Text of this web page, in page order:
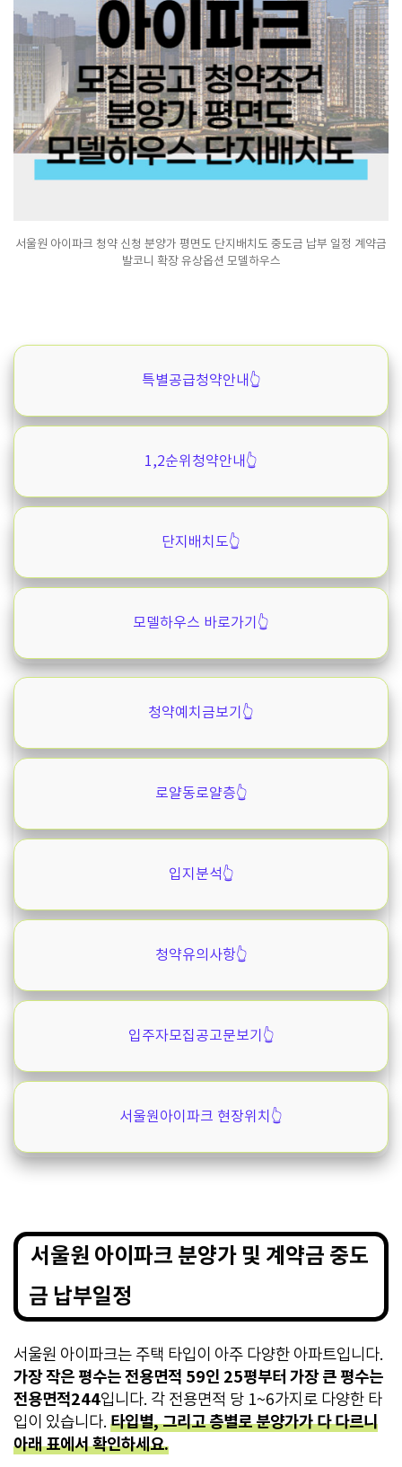
서울원 아이파크 청약 신청 분양가 평면도 단지배치도 중도금 납부 일정 계약금
발코니 확장 유상옵션 모델하우스
특별공급청약안내👆️
1,2순위청약안내👆️
단지배치도👆️
모델하우스 바로가기👆️
청약예치금보기👆️
로얄동로얄층👆️
입지분석👆️
청약유의사항👆️
입주자모집공고문보기👆️
서울원아이파크 현장위치👆️
서울원 아이파크 분양가 및 계약금 중도
금 납부일정
서울원 아이파크는 주택 타입이 아주 다양한 아파트입니다.
가장 작은 평수는 전용면적 59인 25평부터 가장 큰 평수는
전용면적244입니다. 각 전용면적 당 1~6가지로 다양한 타
입이 있습니다. 타입별, 그리고 층별로 분양가가 다 다르니
아래 표에서 확인하세요.